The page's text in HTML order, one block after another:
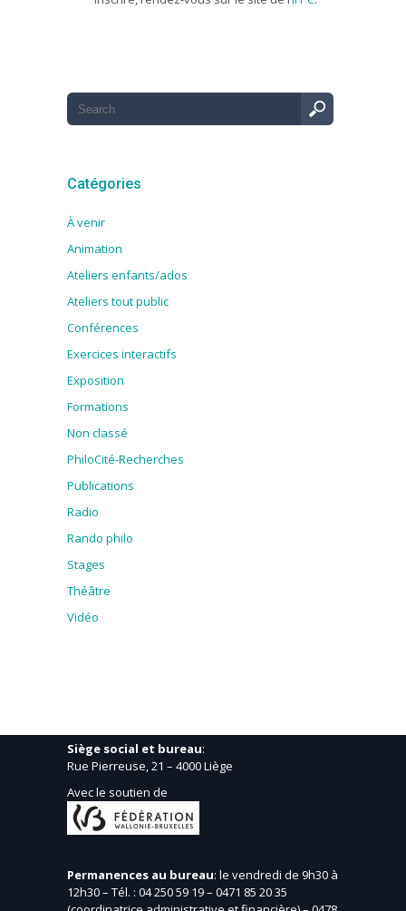
Catégories
À venir
Animation
Ateliers enfants/ados
Ateliers tout public
Conférences
Exercices interactifs
Exposition
Formations
Non classé
PhiloCité-Recherches
Publications
Radio
Rando philo
Stages
Théâtre
Vidéo
Siège social et bureau:
Rue Pierreuse, 21 – 4000 Liège
Avec le soutien de
Permanences au bureau: le vendredi de 9h30 à
12h30 – Tél. : 04 250 59 19 – 0471 85 20 35